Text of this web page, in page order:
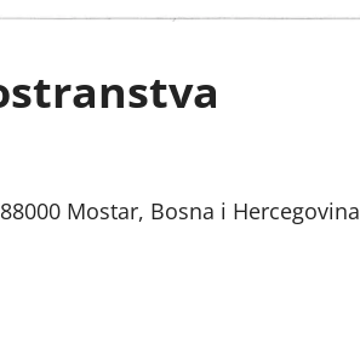
Mostar, Bosna i Hercegovina